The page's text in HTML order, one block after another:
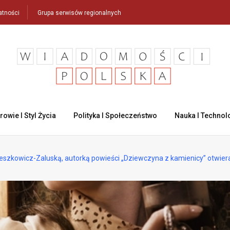
Grupa serwisów regionalnych
I Styl Życia Polityka I Społeczeństwo Nauka I
Zaluską, autorką powieści „Dziewczyna z kamienicy”